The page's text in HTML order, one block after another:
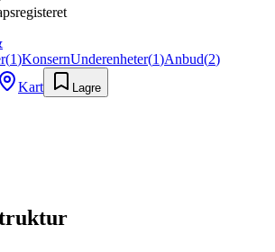
(1)KonsernUnderenheter(1)Anbud(2)
Kart Lagre